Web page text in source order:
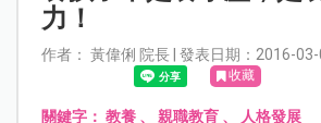
力！
作者： 黃偉俐 院長 | 發表日期：2016-03-
收藏
關鍵字： 教養、 親職教育、 人格發展